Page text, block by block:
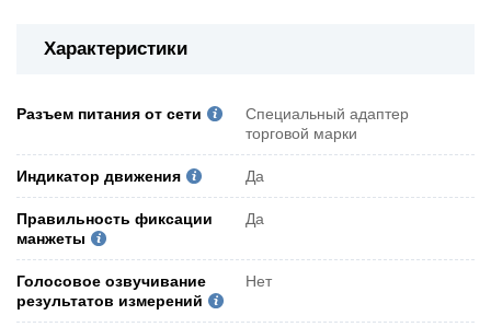
Характеристики
Разъем питания от сети
Специальный адаптер
торговой марки
Индикатор движения Да
Правильность фиксации
манжеты
Да
Голосовое озвучивание
результатов измерений
Нет